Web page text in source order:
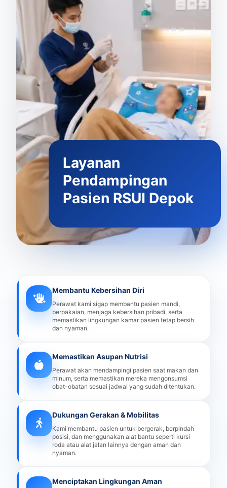
Layanan
Pendampingan
Pasien RSUI Depok
Membantu Kebersihan Diri
Perawat kami sigap membantu pasien mandi,
berpakaian, menjaga kebersihan pribadi, serta
memastikan lingkungan kamar pasien tetap bersih
dan nyaman.
Memastikan Asupan Nutrisi
Perawat akan mendampingi pasien saat makan dan
minum, serta memastikan mereka mengonsumsi
obat-obatan sesuai jadwal yang sudah ditentukan.
Dukungan Gerakan & Mobilitas
Kami membantu pasien untuk bergerak, berpindah
posisi, dan menggunakan alat bantu seperti kursi
roda atau alat jalan lainnya dengan aman dan
nyaman.
Menciptakan Lingkungan Aman